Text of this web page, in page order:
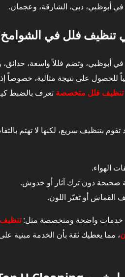
فلل في الشوامخ
بخدماتنا في دبي والشارقة وعجمان
الأساليب للحصول على فيلا نظيفة 100%
أبوظبي، دبي، الشارقة، وعجمان.
تنظيف فلل في
أبوظبي، وتضم فللاً واسعة،
للحصول على نتيجة مثالية، خصوصاً
فلل متخصصة تعرف بالضبط
بتنظيف سريع، لكنها لا تهتم
الهواء.
صحيحة دون ترك آثار أو خدوش.
القماش أو تغيّر اللون.
خدمات واضحة ومتخصصة مثل:
، مما يعطيك ثقة بأن الخدمة مبنية